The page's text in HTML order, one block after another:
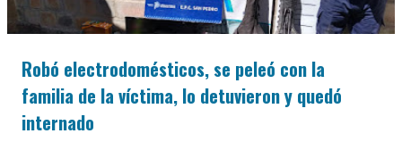
Robó electrodomésticos, se peleó con la
familia de la víctima, lo detuvieron y quedó
internado